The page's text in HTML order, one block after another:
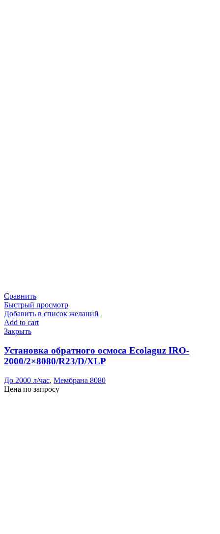
Сравнить
Быстрый просмотр
Добавить в список желаний
Add to cart
Закрыть
Установка обратного осмоса Ecolaguz IRO-
2000/2×8080/R23/D/XLP
До 2000 л/час, Мембрана 8080
Цена по запросу